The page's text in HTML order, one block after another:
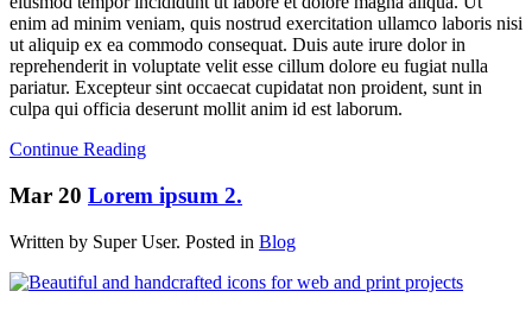
enim ad minim veniam, quis nostrud exercitation ullamco laboris nisi
ut aliquip ex ea commodo consequat. Duis aute irure dolor in
reprehenderit in voluptate velit esse cillum dolore eu fugiat nulla
pariatur. Excepteur sint occaecat cupidatat non proident, sunt in
culpa qui officia deserunt mollit anim id est laborum.
Continue Reading
Mar 20 Lorem ipsum 2.
Written by Super User. Posted in Blog